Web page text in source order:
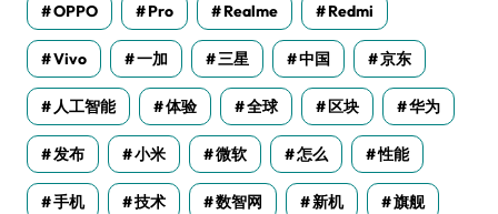
OPPO Pro Realme Redmi
Vivo 一加 三星 中国 京东
人工智能 体验 全球 区块 华为
发布 小米 微软 怎么 性能
手机 技术 数智网 新机 旗舰